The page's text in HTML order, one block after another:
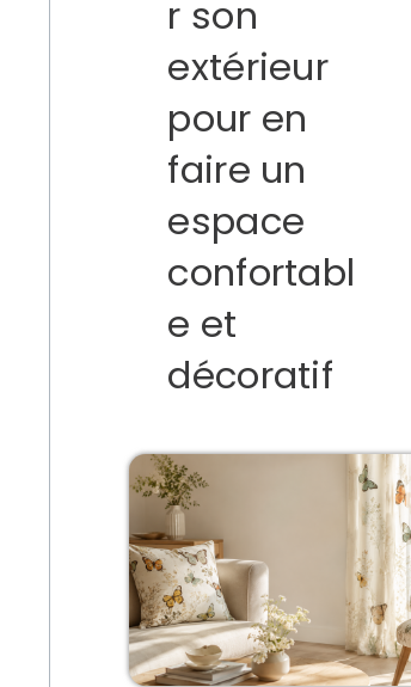
r son
extérieur
pour en
faire un
espace
confortabl
e et
décoratif